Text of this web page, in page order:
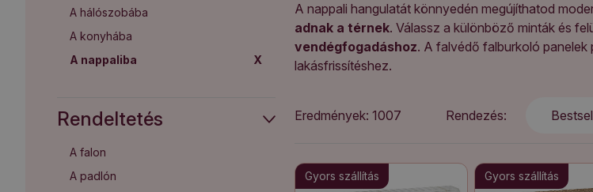
A hálószobába
A konyhába
A nappaliba
X
Rendeltetés
A falon
A padlón
A nappali hangulatát könnyedén megújíthatod
adnak a térnek. Válassz a különböző minták és
vendégfogadáshoz. A falvédő falburkoló
lakásfrissítéshez.
Eredmények: 1007 Rendezés:
Gyors szállítás Gyors szállítás